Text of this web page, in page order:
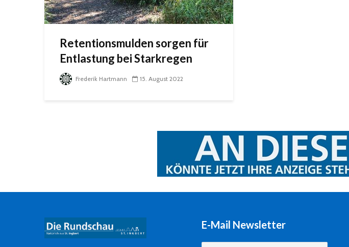
Retentionsmulden sorgen für
Entlastung bei Starkregen
Frederik Hartmann 15. August 2022
E-Mail Newsletter